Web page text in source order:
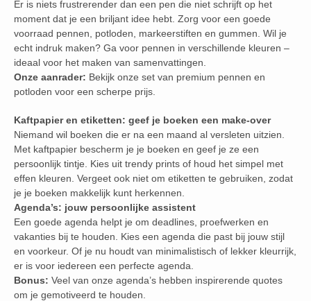
Er is niets frustrerender dan een pen die niet schrijft op het
moment dat je een briljant idee hebt. Zorg voor een goede
voorraad pennen, potloden, markeerstiften en gummen. Wil je
echt indruk maken? Ga voor pennen in verschillende kleuren –
ideaal voor het maken van samenvattingen.
Onze aanrader: Bekijk onze set van premium pennen en
potloden voor een scherpe prijs.
Kaftpapier en etiketten: geef je boeken een make-over
Niemand wil boeken die er na een maand al versleten uitzien.
Met kaftpapier bescherm je je boeken en geef je ze een
persoonlijk tintje. Kies uit trendy prints of houd het simpel met
effen kleuren. Vergeet ook niet om etiketten te gebruiken, zodat
je je boeken makkelijk kunt herkennen.
Agenda’s: jouw persoonlijke assistent
Een goede agenda helpt je om deadlines, proefwerken en
vakanties bij te houden. Kies een agenda die past bij jouw stijl
en voorkeur. Of je nu houdt van minimalistisch of lekker kleurrijk,
er is voor iedereen een perfecte agenda.
Bonus: Veel van onze agenda’s hebben inspirerende quotes
om je gemotiveerd te houden.